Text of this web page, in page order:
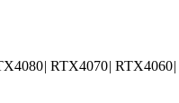
| RTX4070| RTX4060|